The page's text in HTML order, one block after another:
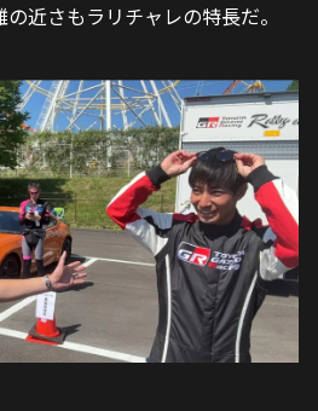
近さもラリチャレの特長だ。